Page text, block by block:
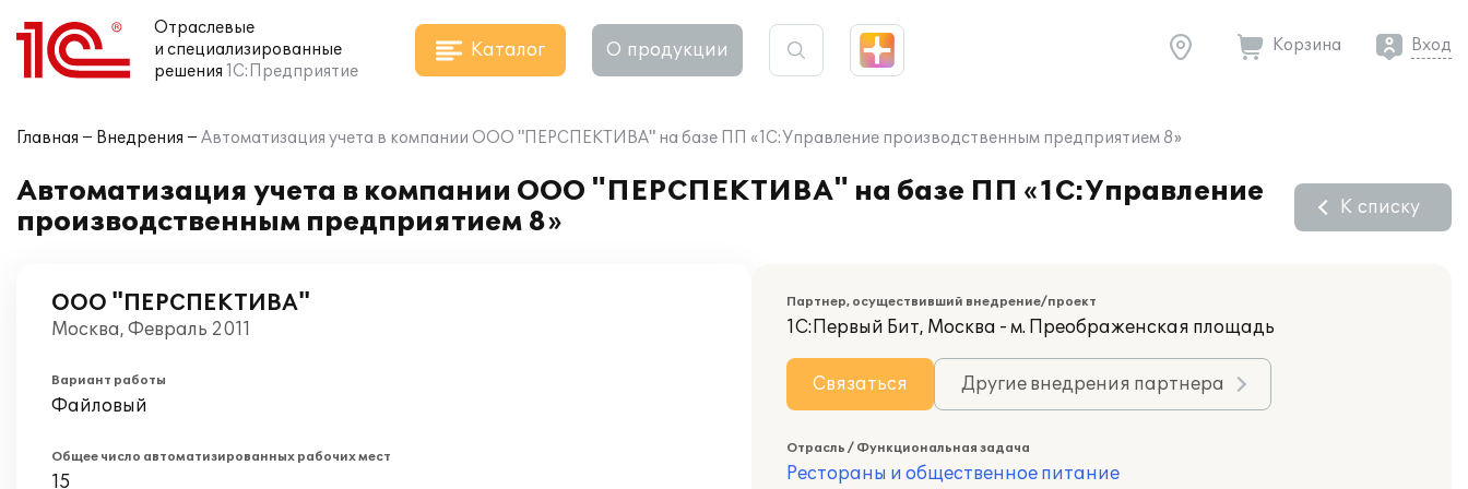
Отраслевые
и специализированные
решения 1С:Предприятие
Каталог О продукции Корзина Вход
Главная Внедрения Автоматизация учета в компании ООО "ПЕРСПЕКТИВА" на базе ПП «1С:Управление производственным предприятием 8»
Автоматизация учета в компании ООО "ПЕРСПЕКТИВА" на базе ПП «1С:Управление
производственным предприятием 8»
К списку
ООО "ПЕРСПЕКТИВА"
Москва, Февраль 2011
Вариант работы
Файловый
Общее число автоматизированных рабочих мест
15
Партнер, осуществивший внедрение/проект
1С:Первый Бит, Москва - м. Преображенская площадь
Связаться Другие внедрения партнера
Отрасль / Функциональная задача
Рестораны и общественное питание